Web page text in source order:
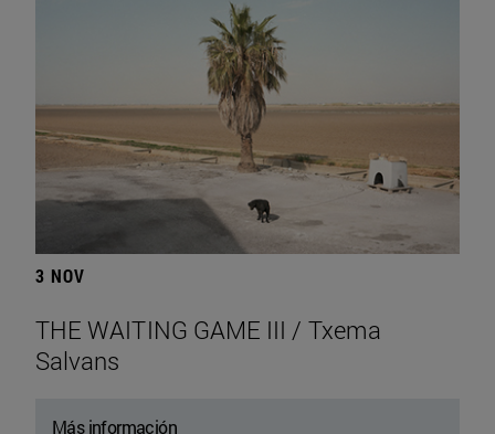
3 NOV
THE WAITING GAME III / Txema
Salvans
Más información